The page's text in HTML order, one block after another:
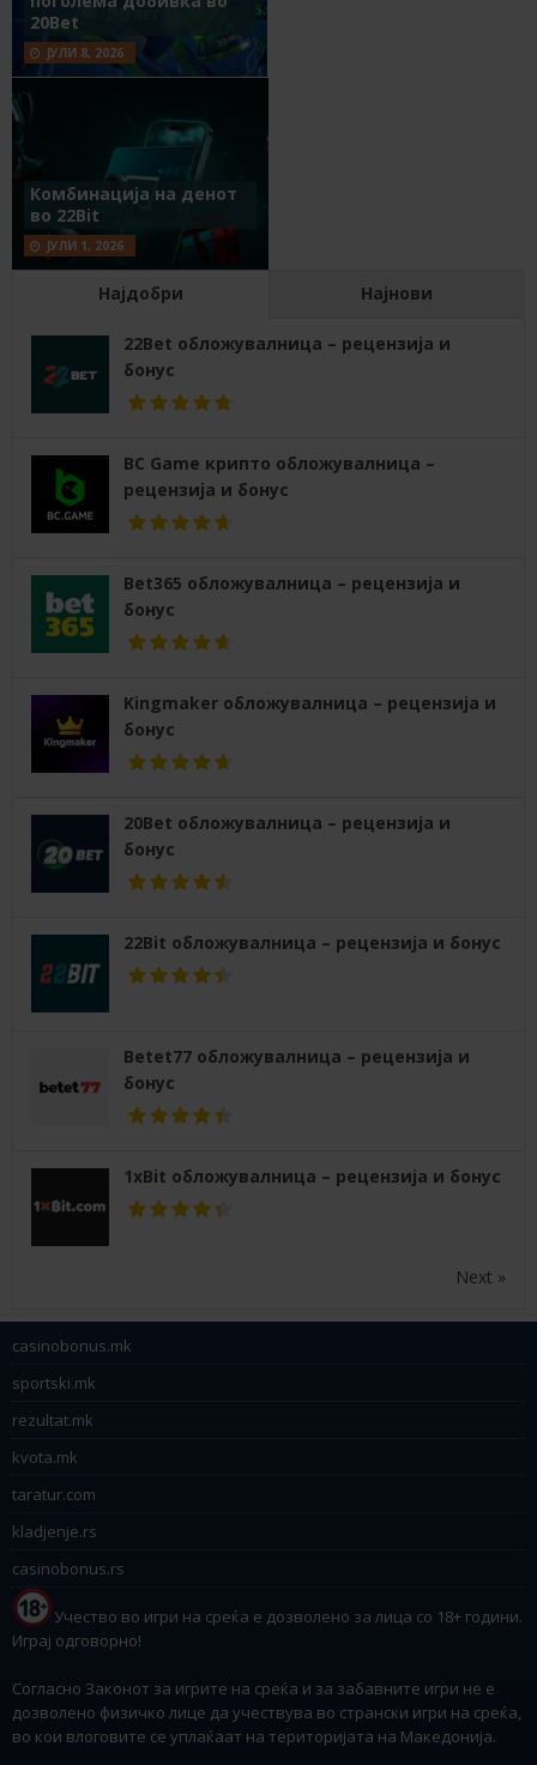
20Bet
ЈУЛИ 8, 2026
Комбинација на денот
во 22Bit
ЈУЛИ 1, 2026
Најдобри Најнови
22Bet обложувалница – рецензија и
бонус
BC Game крипто обложувалница –
рецензија и бонус
Bet365 обложувалница – рецензија и
бонус
Kingmaker обложувалница – рецензија и
бонус
20Bet обложувалница – рецензија и
бонус
22Bit обложувалница – рецензија и бонус
Betet77 обложувалница – рецензија и
бонус
1xBit обложувалница – рецензија и бонус
Next »
casinobonus.mk
sportski.mk
rezultat.mk
kvota.mk
taratur.com
kladjenje.rs
casinobonus.rs
Учество во игри на среќа е дозволено за лица со 18+ години.
Играј одговорно!
Согласно Законот за игрите на среќа и за забавните игри не е
дозволено физичко лице да учествува во странски игри на среќа,
во кои влоговите се уплаќаат на територијата на Македонија.